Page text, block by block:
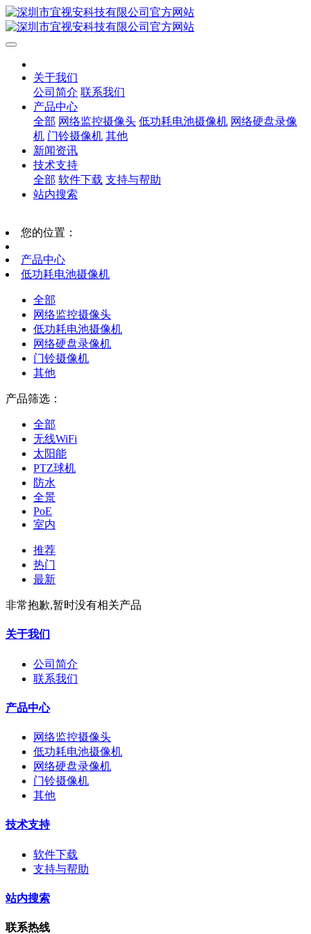
关于我们
公司简介 联系我们
产品中心
全部 网络监控摄像头 低功耗电池摄像机 网络硬盘录像
机 门铃摄像机 其他
新闻资讯
技术支持
全部 软件下载 支持与帮助
站内搜索
您的位置：
产品中心
低功耗电池摄像机
全部
网络监控摄像头
低功耗电池摄像机
网络硬盘录像机
门铃摄像机
其他
产品筛选：
全部
无线WiFi
太阳能
PTZ球机
防水
全景
PoE
室内
推荐
热门
最新
非常抱歉,暂时没有相关产品
关于我们
公司简介
联系我们
产品中心
网络监控摄像头
低功耗电池摄像机
网络硬盘录像机
门铃摄像机
其他
技术支持
软件下载
支持与帮助
站内搜索
联系热线